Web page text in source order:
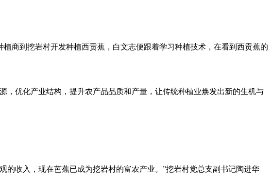
商到挖岩村开发种植西贡蕉，白文志便跟着学习种植技术，在看到西贡蕉的
，优化产业结构，提升农产品品质和产量，让传统种植业焕发出新的生机与
收入，现在芭蕉已成为挖岩村的富农产业。”挖岩村党总支副书记陶进华